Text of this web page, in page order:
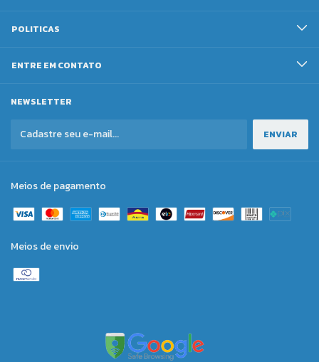
POLITICAS
ENTRE EM CONTATO
NEWSLETTER
Meios de pagamento
Meios de envio